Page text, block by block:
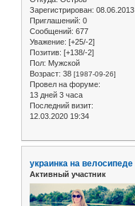
Зарегистрирован: 08.06.2013
Приглашений: 0
Сообщений: 677
Уважение: [+25/-2]
Позитив: [+138/-2]
Пол: Мужской
Возраст: 38 [1987-09-26]
Провел на форуме:
13 дней 3 часа
Последний визит:
12.03.2020 19:34
украинка на велосипеде
Активный участник